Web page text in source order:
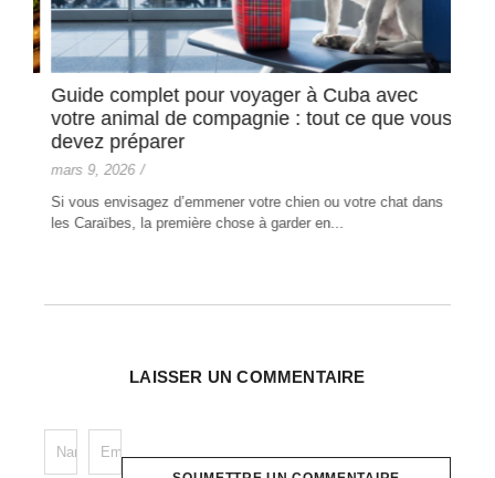
Guide complet pour voyager à Cuba avec
votre animal de compagnie : tout ce que vous
devez préparer
mars 9, 2026 /
Si vous envisagez d’emmener votre chien ou votre chat dans
les Caraïbes, la première chose à garder en...
LAISSER UN COMMENTAIRE